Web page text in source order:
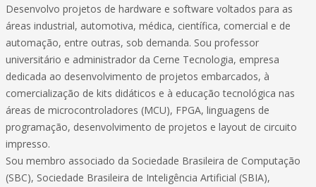
Desenvolvo projetos de hardware e software voltados para as
áreas industrial, automotiva, médica, científica, comercial e de
automação, entre outras, sob demanda. Sou professor
universitário e administrador da Cerne Tecnologia, empresa
dedicada ao desenvolvimento de projetos embarcados, à
comercialização de kits didáticos e à educação tecnológica nas
áreas de microcontroladores (MCU), FPGA, linguagens de
programação, desenvolvimento de projetos e layout de circuito
impresso.
Sou membro associado da Sociedade Brasileira de Computação
(SBC), Sociedade Brasileira de Inteligência Artificial (SBIA),